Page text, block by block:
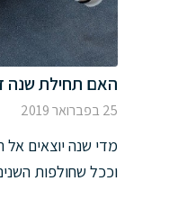
האם תחילת שנה
25 בפברואר 2019
מדי שנה יוצאים
וככל שחולפות